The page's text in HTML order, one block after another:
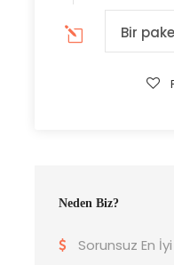
Bir
Neden Biz?
Sorunsuz En